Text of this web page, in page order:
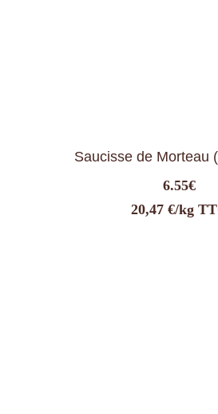
Saucisse de Morteau
6.55€
20,47 €/kg